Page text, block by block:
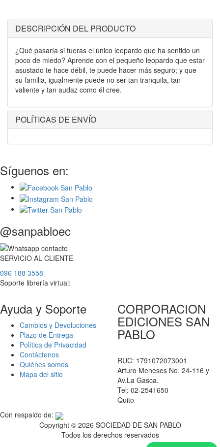
DESCRIPCIÓN DEL PRODUCTO
¿Qué pasaría si fueras el único leopardo que ha sentido un
poco de miedo? Aprende con el pequeño leopardo que estar
asustado te hace débil, te puede hacer más seguro; y que
su familia, igualmente puede no ser tan tranquila, tan
valiente y tan audaz como él cree.
POLÍTICAS DE ENVÍO
Síguenos en:
@sanpabloec
SERVICIO AL CLIENTE
096 188 3558
Soporte librería virtual:
Ayuda y Soporte
Cambios y Devoluciones
Plazo de Entrega
Política de Privacidad
Contáctenos
Quiénes somos
Mapa del sitio
CORPORACION
EDICIONES SAN
PABLO
RUC: 1791072073001
Arturo Meneses No. 24-116 y
Av.La Gasca.
Tel: 02-2541650
Quito
Con respaldo de:
Copyright © 2026 SOCIEDAD DE SAN PABLO
Todos los derechos reservados